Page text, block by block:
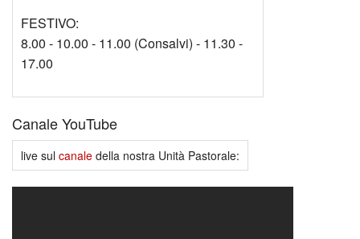
FESTIVO:
8.00 - 10.00 - 11.00 (Consalvi) - 11.30 -
17.00
Canale YouTube
live sul canale della nostra Unità Pastorale: